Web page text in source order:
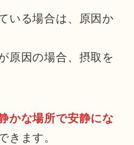
いる場合は、原因か
原因の場合、摂取を
かな場所で安静にな
きます。